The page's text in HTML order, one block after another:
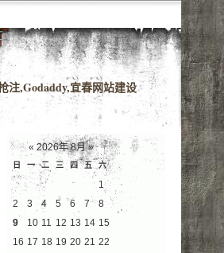
,外链反链域名
注,Godaddy,宜春网站建设
« 2026年 8月 »
日 一 二 三 四 五 六
1
2
3 4 5 6 7
8
9
10 11 12 13 14 15
16 17 18 19 20 21 22